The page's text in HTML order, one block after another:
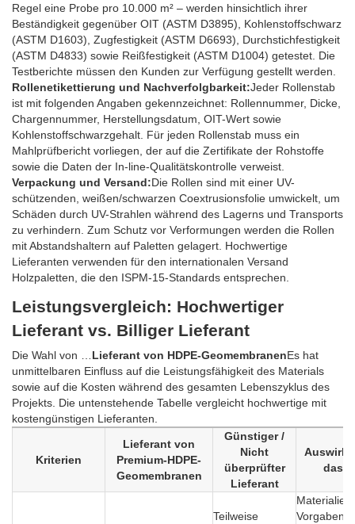
Regel eine Probe pro 10.000 m² – werden hinsichtlich ihrer
Beständigkeit gegenüber OIT (ASTM D3895), Kohlenstoffschwarz
(ASTM D1603), Zugfestigkeit (ASTM D6693), Durchstichfestigkeit
(ASTM D4833) sowie Reißfestigkeit (ASTM D1004) getestet. Die
Testberichte müssen den Kunden zur Verfügung gestellt werden.
Rollenetikettierung und Nachverfolgbarkeit:Jeder Rollenstab
ist mit folgenden Angaben gekennzeichnet: Rollennummer, Dicke,
Chargennummer, Herstellungsdatum, OIT-Wert sowie
Kohlenstoffschwarzgehalt. Für jeden Rollenstab muss ein
Mahlprüfbericht vorliegen, der auf die Zertifikate der Rohstoffe
sowie die Daten der In-line-Qualitätskontrolle verweist.
Verpackung und Versand:Die Rollen sind mit einer UV-
schützenden, weißen/schwarzen Coextrusionsfolie umwickelt, um
Schäden durch UV-Strahlen während des Lagerns und Transports
zu verhindern. Zum Schutz vor Verformungen werden die Rollen
mit Abstandshaltern auf Paletten gelagert. Hochwertige
Lieferanten verwenden für den internationalen Versand
Holzpaletten, die den ISPM-15-Standards entsprechen.
Leistungsvergleich: Hochwertiger
Lieferant vs. Billiger Lieferant
Die Wahl von … Lieferant von HDPE-GeomembranenEs hat
unmittelbaren Einfluss auf die Leistungsfähigkeit des Materials
sowie auf die Kosten während des gesamten Lebenszyklus des
Projekts. Die untenstehende Tabelle vergleicht hochwertige mit
kostengünstigen Lieferanten.
Kriterien
Lieferant von
Premium-HDPE-
Geomembranen
Günstiger /
Nicht
überprüfter
Lieferant
das
Teilweise
Vorgaben